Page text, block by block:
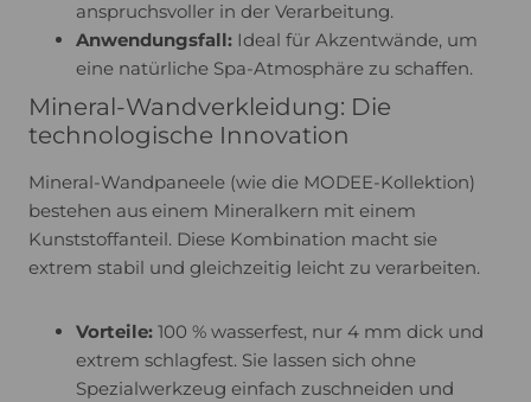
anspruchsvoller in der Verarbeitung.
Anwendungsfall: Ideal für Akzentwände, um
eine natürliche Spa-Atmosphäre zu schaffen.
Mineral-Wandverkleidung: Die
technologische Innovation
Mineral-Wandpaneele (wie die MODEE-Kollektion)
bestehen aus einem Mineralkern mit einem
Kunststoffanteil. Diese Kombination macht sie
extrem stabil und gleichzeitig leicht zu verarbeiten.
Vorteile: 100 % wasserfest, nur 4 mm dick und
extrem schlagfest. Sie lassen sich ohne
Spezialwerkzeug einfach zuschneiden und